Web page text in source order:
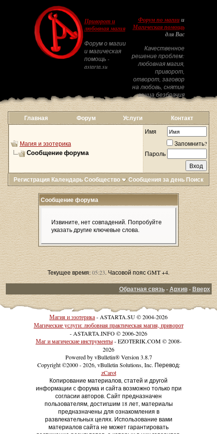
Приворот и
любовная магия
Форум о магии
и магическая
помощь -
astarta.su
Форум по магиии
Магическая помощь
для Вас
Качественное
решение проблем:
любовная магия,
приворот,
отворот, заговор
на любовь, снятие
венца безбрачия
Главная Форум Услуги Контакт
Магия и эзотерика
Сообщение форума
Имя
Запомнить?
Пароль
Регистрация КалендарьСообщество Сообщения за день Поиск
Сообщение форума
Извините, нет совпадений. Попробуйте
указать другие ключевые слова.
Текущее время:05:23. Часовой пояс GMT +4.
Обратная связь-Архив-Вверх
Магия и эзотерика- ASTARTA.SU © 2004-2026
Магические услуги: любовная практическая магия, приворот
- ASTARTA.INFO © 2006-2026
Маг и магические инструменты- EZOTERIK.COM © 2008-
2026
Powered by vBulletin® Version 3.8.7
Copyright ©2000 - 2026, vBulletin Solutions, Inc. Перевод:
zCarot
Копирование материалов, статей и другой
информации с форума и сайта возможно только при
согласии авторов. Сайт предназначен
пользователям, достигшим 18 лет, материалы
предназначены для ознакомления в
развлекательных целях. Использование вами
материалов сайта не может гарантировать